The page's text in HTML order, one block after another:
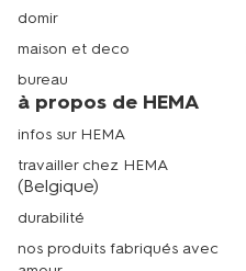
domir
maison et deco
bureau
à propos de HEMA
infos sur HEMA
travailler chez HEMA
(Belgique)
durabilité
nos produits fabriqués avec